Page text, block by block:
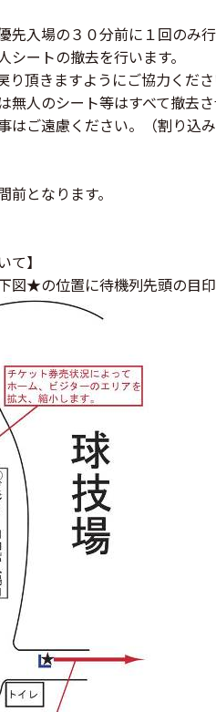
先入場の３０分前に１回のみ行
ートの撤去を行います。
頂きますようにご協力くださ
人のシート等はすべて撤去さ
ご遠慮ください。（割り込
となります。
て】
図★の位置に待機列先頭の目印